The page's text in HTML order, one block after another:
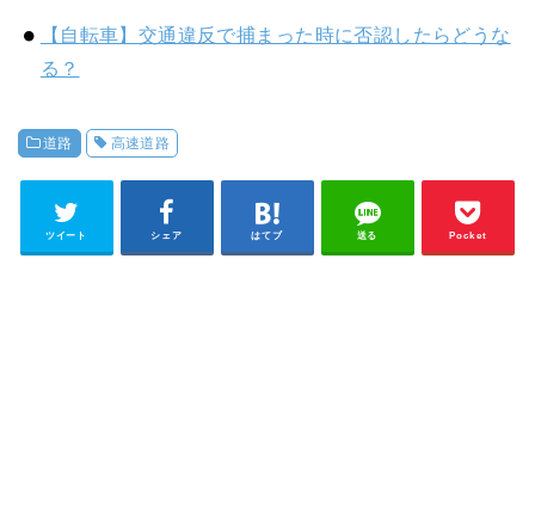
【自転車】交通違反で捕まった時に否認したらどうな
る？
道路 高速道路
ツイート シェア はてブ 送る Pocket